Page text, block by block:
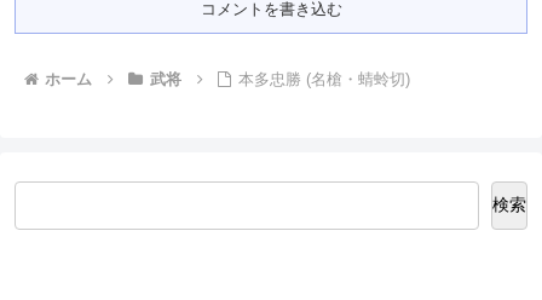
コメントを書き込む
ホーム 武将 本多忠勝 (名槍・蜻蛉切)
検索